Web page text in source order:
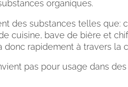
organiques.
des substances telles que:
cuisine, bave de bière et
rapidement à travers la
pas pour usage dans